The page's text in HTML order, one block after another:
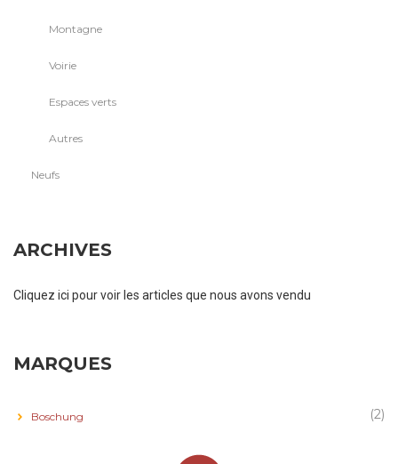
Montagne
Voirie
Espaces verts
Autres
Neufs
ARCHIVES
Cliquez ici pour voir les articles que nous avons vendu
MARQUES
Boschung (2)